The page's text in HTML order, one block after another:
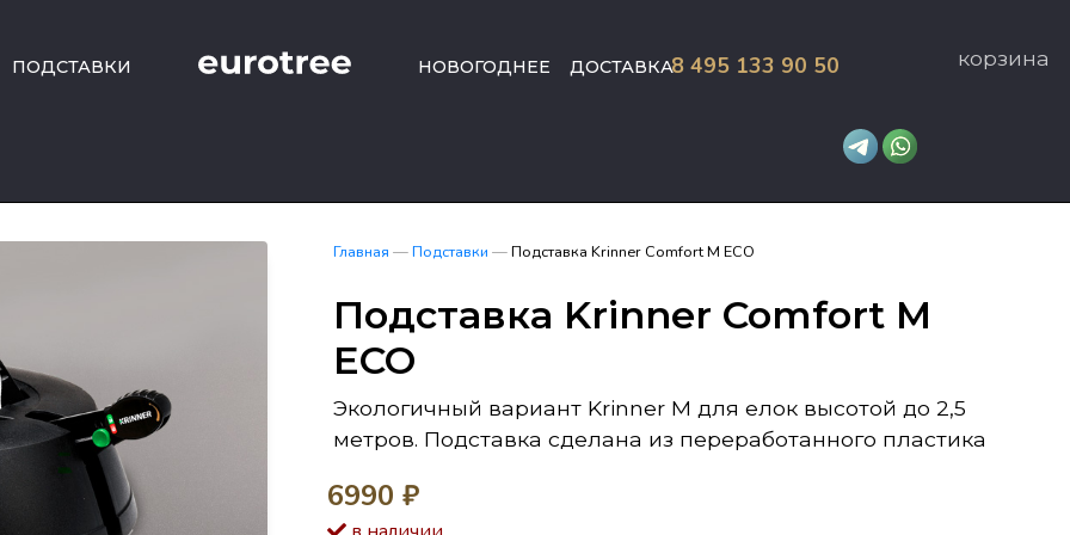
ПОДСТАВКИ НОВОГОДНЕЕ ДОСТАВКА8 495 133 90 50 корзина
Главная —Подставки —Подставка Krinner Comfort M ECO
Подставка Krinner Comfort M
ECO
Экологичный вариант Krinner M для елок высотой до 2,5
метров. Подставка сделана из переработанного пластика
6990₽